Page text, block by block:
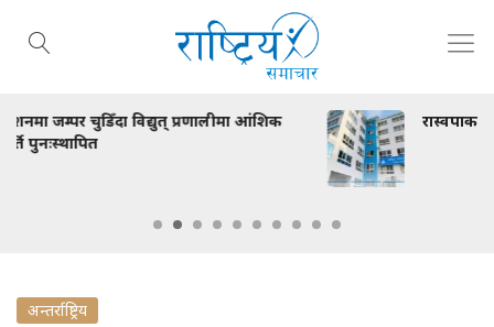
आंशिक रास्वपाका मन्त्रीले पार्टी कार्यालयमै नागरिकका
अन्तर्राष्ट्रिय